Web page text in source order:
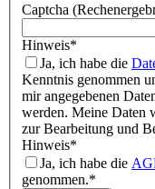
Captcha
Hinweis*
Ja, ich habe die
Kenntnis genommen
mir angegebenen
werden. Meine Daten
zur Bearbeitung und
Hinweis*
Ja, ich habe die
genommen.*